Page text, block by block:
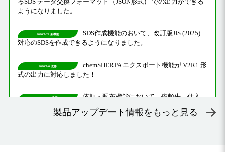
製品アップデート情報をもっと見る